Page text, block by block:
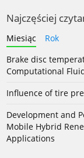
Najczęściej
Miesiąc
Rok
Brake disc
Computational
Influence of tire
Development and
Mobile Hybrid
Applications